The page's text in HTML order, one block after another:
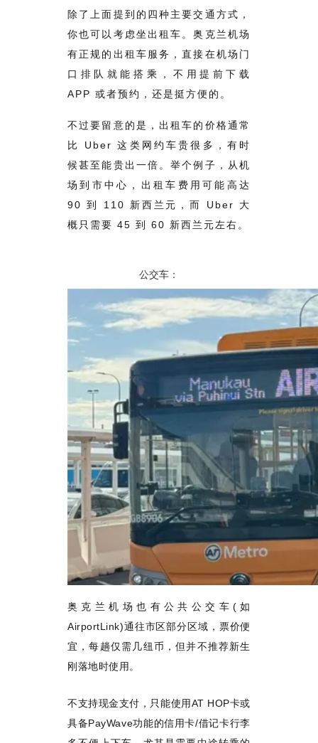
除了上面提到的四种主要交通方式，
你也可以考虑坐出租车。奥克兰机场
有正规的出租车服务，直接在机场门
口排队就能搭乘，不用提前下载
APP 或者预约，还是挺方便的。
不过要留意的是，出租车的价格通常
比 Uber 这类网约车贵很多，有时
候甚至能贵出一倍。举个例子，从机
场到市中心，出租车费用可能高达
90 到 110 新西兰元，而 Uber 大
概只需要 45 到 60 新西兰元左右。
公交车：
奥克兰机场也有公共公交车( 如
AirportLink)通往市区部分区域，票价便
宜，每趟仅需几纽币，但并不推荐新生
刚落地时使用。
不支持现金支付，只能使用AT HOP卡或
具备PayWave功能的信用卡/借记卡行李